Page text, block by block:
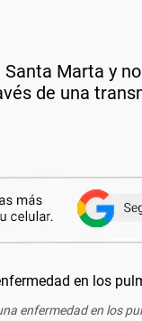
Marta y
de una
enfermedad en los